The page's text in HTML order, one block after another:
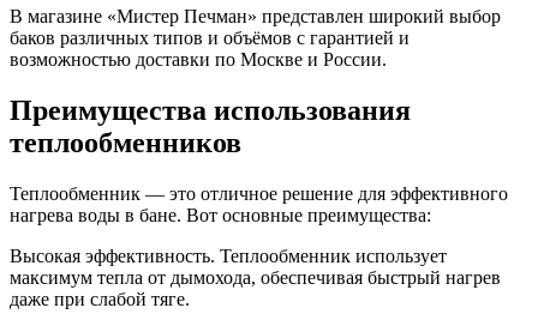
В магазине «Мистер Печман» представлен широкий выбор
баков различных типов и объёмов с гарантией и
возможностью доставки по Москве и России.
Преимущества использования
теплообменников
Теплообменник — это отличное решение для эффективного
нагрева воды в бане. Вот основные преимущества:
Высокая эффективность. Теплообменник использует
максимум тепла от дымохода, обеспечивая быстрый нагрев
даже при слабой тяге.